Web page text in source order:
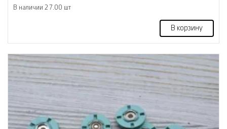
В наличии 27.00 шт
В корзину